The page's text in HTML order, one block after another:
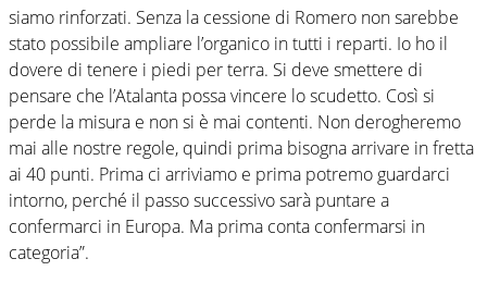
siamo rinforzati. Senza la cessione di Romero non sarebbe
stato possibile ampliare l’organico in tutti i reparti. Io ho il
dovere di tenere i piedi per terra. Si deve smettere di
pensare che l’Atalanta possa vincere lo scudetto. Così si
perde la misura e non si è mai contenti. Non derogheremo
mai alle nostre regole, quindi prima bisogna arrivare in fretta
ai 40 punti. Prima ci arriviamo e prima potremo guardarci
intorno, perché il passo successivo sarà puntare a
confermarci in Europa. Ma prima conta confermarsi in
categoria”.